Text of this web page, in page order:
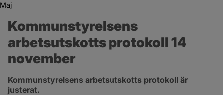
Maj
Kommunstyrelsens
arbetsutskotts protokoll 14
november
Kommunstyrelsens arbetsutskotts protokoll är
justerat.